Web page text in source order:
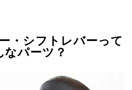
・シフトレバーって
なパーツ？